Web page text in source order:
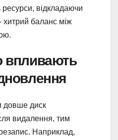
відкладаючи
баланс між
впливають
довше диск
видалення, тим
Наприклад,